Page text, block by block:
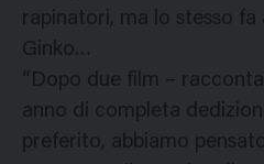
rapinatori, ma lo stesso fa
Ginko…
“Dopo due film –
anno di completa
preferito, abbiamo